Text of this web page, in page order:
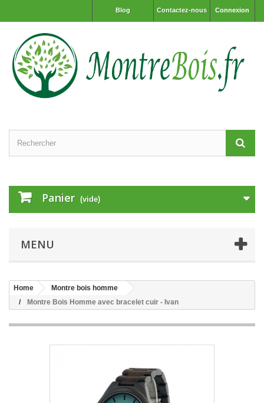
Connexion
Contactez-nous
Blog
Panier (vide)
MENU
Home
Montre bois homme
Montre Bois Homme avec bracelet cuir - Ivan